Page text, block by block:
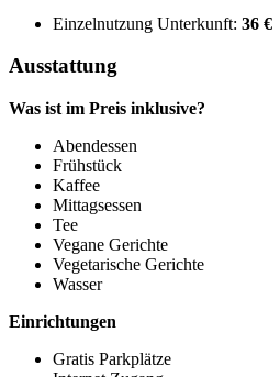
Einzelnutzung Unterkunft: 36 €
Ausstattung
Was ist im Preis inklusive?
Abendessen
Frühstück
Kaffee
Mittagsessen
Tee
Vegane Gerichte
Vegetarische Gerichte
Wasser
Einrichtungen
Gratis Parkplätze